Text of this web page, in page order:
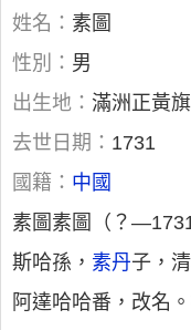
姓名： 素圖
性別： 男
出生地： 滿洲正黃旗
去世日期： 1731
國籍： 中國
素圖素圖（？
斯哈孫， 素丹子，
阿達哈哈番，改名